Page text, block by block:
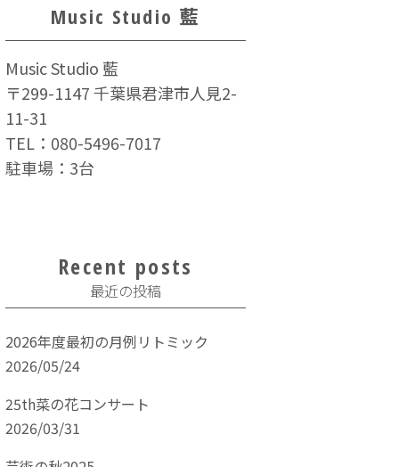
Music Studio 藍
Music Studio 藍
〒299-1147 千葉県君津市人見2-
11-31
TEL： 080-5496-7017
駐車場：3台
Recent posts
最近の投稿
2026年度最初の月例リトミック
2026/05/24
25th菜の花コンサート
2026/03/31